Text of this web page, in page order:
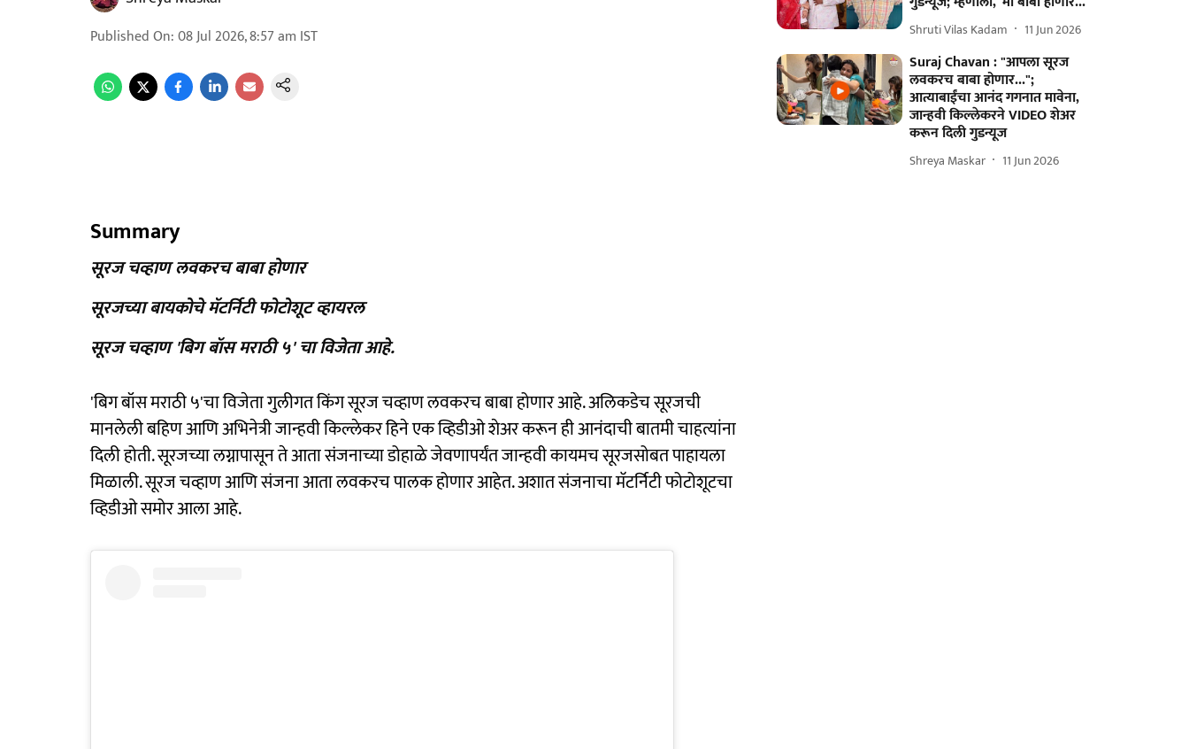
Published On:08 Jul 2026, 8:57 am IST
Summary
सूरज चव्हाण लवकरच बाबा होणार
सूरजच्या बायकोचे मॅटर्निटी फोटोशूट व्हायरल
सूरज चव्हाण 'बिग बॉस मराठी ५' चा विजेता आहे.
'बिग बॉस मराठी ५'चा विजेता गुलीगत किंग सूरज चव्हाण लवकरच बाबा होणार आहे. अलिकडेच सूरजची
मानलेली बहिण आणि अभिनेत्री जान्हवी किल्लेकर हिने एक व्हिडीओ शेअर करून ही आनंदाची बातमी चाहत्यांना
दिली होती. सूरजच्या लग्नापासून ते आता संजनाच्या डोहाळे जेवणापर्यंत जान्हवी कायमच सूरजसोबत पाहायला
मिळाली. सूरज चव्हाण आणि संजना आता लवकरच पालक होणार आहेत. अशात संजनाचा मॅटर्निटी फोटोशूटचा
व्हिडीओ समोर आला आहे.
Shruti Vilas Kadam 11 Jun 2026
Suraj Chavan : "आपला सूरज
लवकरच बाबा होणार...";
आत्याबाईंचा आनंद गगनात मावेना,
जान्हवी किल्लेकरने VIDEO शेअर
करून दिली गुडन्यूज
Shreya Maskar 11 Jun 2026